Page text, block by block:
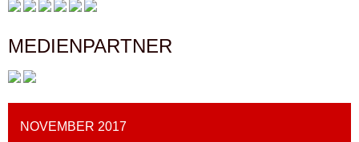
MEDIENPARTNER
NOVEMBER 2017